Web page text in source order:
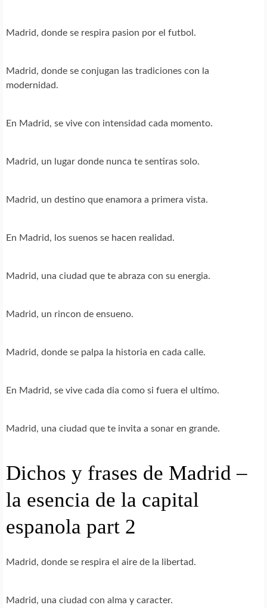
Madrid, donde se respira pasion por el futbol.
Madrid, donde se conjugan las tradiciones con la
modernidad.
En Madrid, se vive con intensidad cada momento.
Madrid, un lugar donde nunca te sentiras solo.
Madrid, un destino que enamora a primera vista.
En Madrid, los suenos se hacen realidad.
Madrid, una ciudad que te abraza con su energia.
Madrid, un rincon de ensueno.
Madrid, donde se palpa la historia en cada calle.
En Madrid, se vive cada dia como si fuera el ultimo.
Madrid, una ciudad que te invita a sonar en grande.
Dichos y frases de Madrid –
la esencia de la capital
espanola part 2
Madrid, donde se respira el aire de la libertad.
Madrid, una ciudad con alma y caracter.